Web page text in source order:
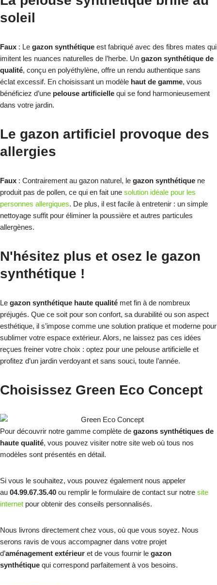
soleil
Faux : Le gazon synthétique est fabriqué avec des fibres mates qui
imitent les nuances naturelles de l’herbe. Un gazon synthétique de
qualité, conçu en polyéthylène, offre un rendu authentique sans
éclat excessif. En choisissant un modèle haut de gamme, vous
bénéficiez d’une pelouse artificielle qui se fond harmonieusement
dans votre jardin.
Le gazon artificiel provoque des
allergies
Faux : Contrairement au gazon naturel, le gazon synthétique ne
produit pas de pollen, ce qui en fait une solution idéale pour les
personnes allergiques. De plus, il est facile à entretenir : un simple
nettoyage suffit pour éliminer la poussière et autres particules
allergènes.
N'hésitez plus et osez le gazon
synthétique !
Le gazon synthétique haute qualité met fin à de nombreux
préjugés. Que ce soit pour son confort, sa durabilité ou son aspect
esthétique, il s’impose comme une solution pratique et moderne pour
sublimer votre espace extérieur. Alors, ne laissez pas ces idées
reçues freiner votre choix : optez pour une pelouse artificielle et
profitez d’un jardin verdoyant et sans souci, toute l’année.
Choisissez Green Eco Concept
Pour découvrir notre gamme complète de gazons synthétiques de
haute qualité, vous pouvez visiter notre site web où tous nos
modèles sont présentés en détail.
Si vous le souhaitez, vous pouvez également nous appeler
au 04.99.67.35.40 ou remplir le formulaire de contact sur notre site
internet pour obtenir des conseils personnalisés.
Nous livrons directement chez vous, où que vous soyez. Nous
serons ravis de vous accompagner dans votre projet
d’aménagement extérieur et de vous fournir le gazon
synthétique qui correspond parfaitement à vos besoins.